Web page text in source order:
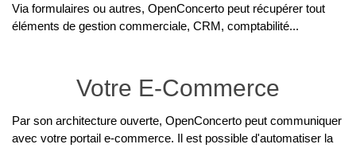
Via formulaires ou autres, OpenConcerto peut récupérer tout
éléments de gestion commerciale, CRM, comptabilité...
Votre E-Commerce
Par son architecture ouverte, OpenConcerto peut communiquer
avec votre portail e-commerce. Il est possible d'automatiser la